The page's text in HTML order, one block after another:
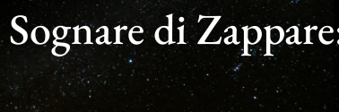
Sognare di